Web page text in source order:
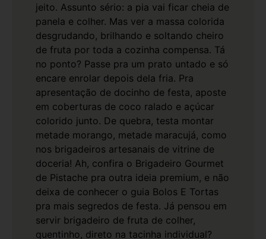
jeito. Assunto sério: a pia vai ficar cheia de
panela e colher. Mas ver a massa colorida
desgrudando, brilhando e soltando cheiro
de fruta por toda a cozinha compensa. Tá
no ponto? Passe pra um prato untado e só
encare enrolar depois dela fria. Pra
apresentação de docinho de festa, aposte
em coberturas de coco ralado e açúcar
colorido junto. De quebra, testa montar
metade morango, metade maracujá, como
nos brigadeiros artesanais de vitrine de
doceria! Ah, confira o Brigadeiro Gourmet
de Pistache pra outra ideia premium, e não
deixa de conhecer o guia Bolos E Tortas
pra mais segredos de festa. Já pensou em
servir brigadeiro de fruta de colher,
quentinho, direto na tacinha individual?